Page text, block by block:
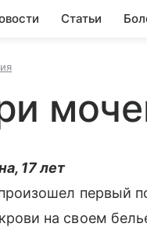
Статьи
17 лет
первый
на своем